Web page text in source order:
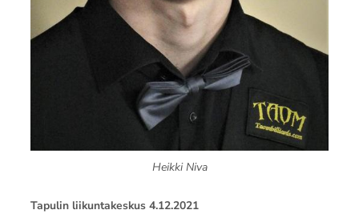
Heikki Niva
Tapulin liikuntakeskus 4.12.2021